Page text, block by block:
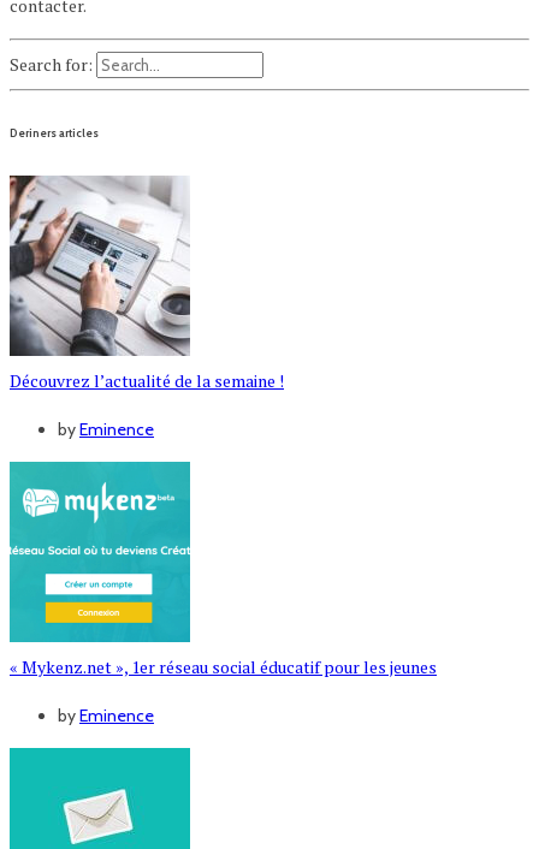
contacter.
Search for:
Deriners articles
Découvrez l’actualité de la semaine !
byEminence
« Mykenz.net », 1er réseau social éducatif pour les jeunes
byEminence